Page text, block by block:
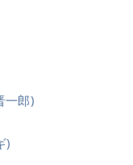
一郎)
)